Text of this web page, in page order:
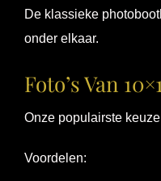
De klassieke
onder elkaar.
Foto’s Van
Onze populairste
Voordelen: